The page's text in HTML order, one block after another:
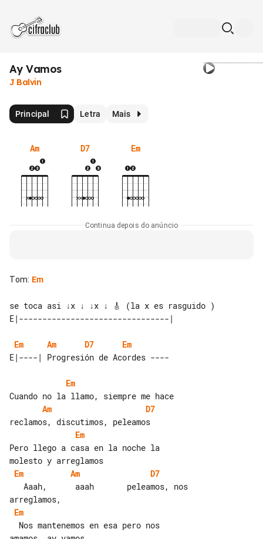
Ay Vamos
J Balvin
Principal Letra Mais
Am D7 Em
Continua depois do anúncio
Tom: Em
se toca asi ↓x ↓ ↓x ↓ 🎸 (la x es rasguido )
Em Am D7
Em
Em
Am
D7
Em
Pero llego a casa en la noche la
Em
Am
D7
Em